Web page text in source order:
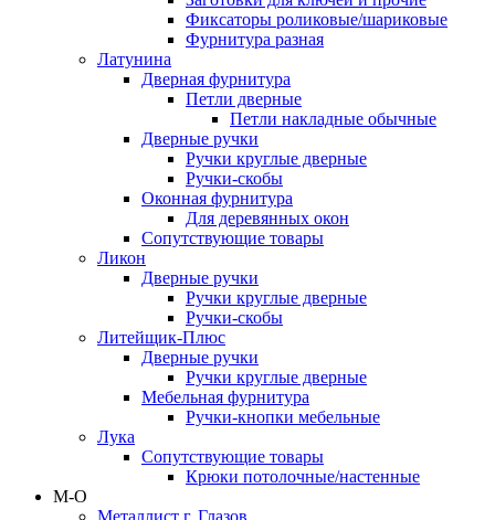
Фиксаторы роликовые/шариковые
Фурнитура разная
Латунина
Дверная фурнитура
Петли дверные
Петли накладные обычные
Дверные ручки
Ручки круглые дверные
Ручки-скобы
Оконная фурнитура
Для деревянных окон
Сопутствующие товары
Ликон
Дверные ручки
Ручки круглые дверные
Ручки-скобы
Литейщик-Плюс
Дверные ручки
Ручки круглые дверные
Мебельная фурнитура
Ручки-кнопки мебельные
Лука
Сопутствующие товары
Крюки потолочные/настенные
М-О